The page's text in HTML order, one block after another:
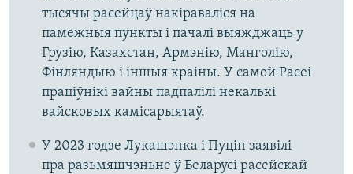
тысячы расейцаў накіраваліся на
памежныя пункты і пачалі выяжджаць у
Грузію, Казахстан, Армэнію, Манголію,
Фінляндыю і іншыя краіны. У самой Расеі
праціўнікі вайны падпалілі некалькі
вайсковых камісарыятаў.
У 2023 годзе Лукашэнка і Пуцін заявілі
пра разьмяшчэньне ў Беларусі расейскай